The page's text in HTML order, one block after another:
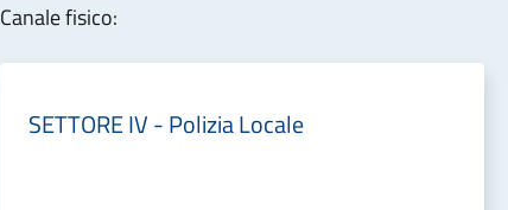
Canale fisico:
SETTORE IV - Polizia Locale